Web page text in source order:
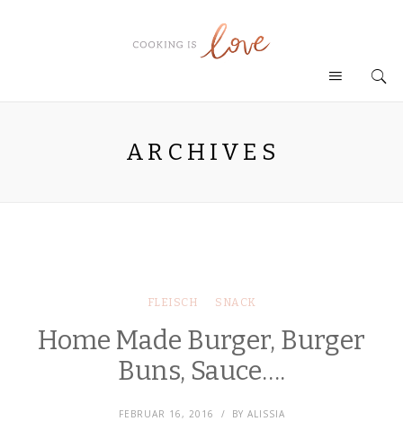
ARCHIVES
FLEISCH SNACK
Home Made Burger, Burger
Buns, Sauce….
FEBRUAR 16, 2016 BY ALISSIA